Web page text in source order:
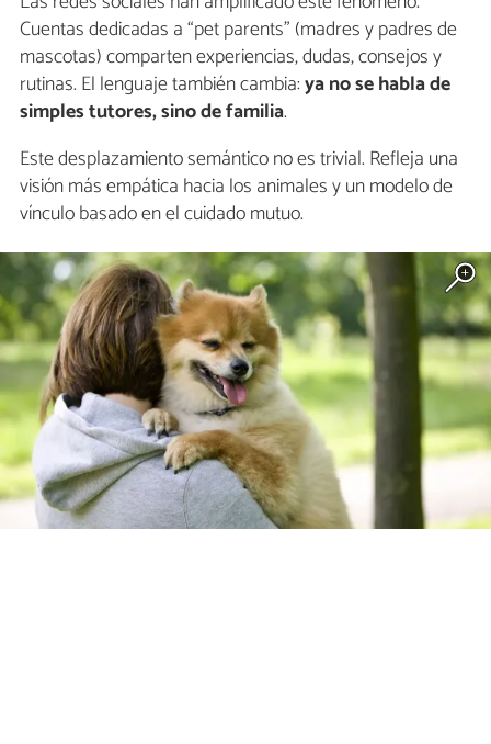
Cuentas dedicadas a “pet parents” (madres y padres de
mascotas) comparten experiencias, dudas, consejos y
rutinas. El lenguaje también cambia:ya no se habla de
simples tutores, sino de familia.
Este desplazamiento semántico no es trivial. Refleja una
visión más empática hacia los animales y un modelo de
vínculo basado en el cuidado mutuo.